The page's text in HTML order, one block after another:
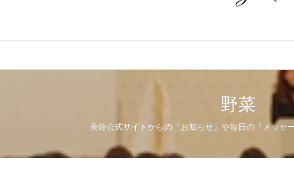
野菜
美鈴公式サイトからの『お知らせ』や毎日の『メッセ